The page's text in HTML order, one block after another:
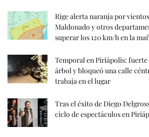
Rige alerta naranja por
Maldonado y otros
superar los 120 km/h en la
Temporal en Piriápolis:
árbol y bloqueó una calle
trabaja en el lugar
Tras el éxito de Diego
ciclo de espectáculos en